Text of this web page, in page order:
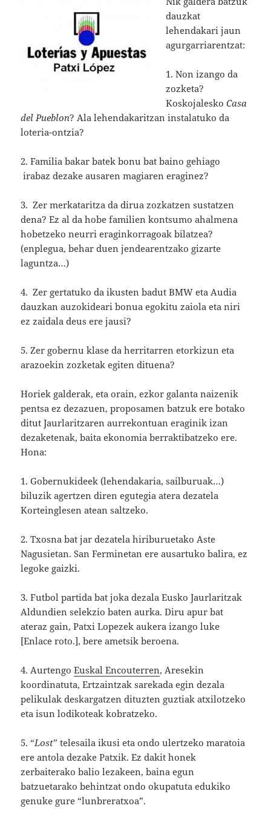
dauzkat
lehendakari jaun
agurgarriarentzat:
1. Non izango da
zozketa?
KoskojaleskoCasa
del Pueblon? Ala lehendakaritzan instalatuko da
loteria-ontzia?
2. Familia bakar batek bonu bat baino gehiago
irabaz dezake ausaren magiaren eraginez?
3. Zer merkataritza da dirua zozkatzen sustatzen
dena? Ez al da hobe familien kontsumo ahalmena
hobetzeko neurri eraginkorragoak bilatzea?
(enplegua, behar duen jendearentzako gizarte
laguntza…)
4. Zer gertatuko da ikusten badut BMW eta Audia
dauzkan auzokideari bonua egokitu zaiola eta niri
ez zaidala deus ere jausi?
5. Zer gobernu klase da herritarren etorkizun eta
arazoekin zozketak egiten dituena?
Horiek galderak, eta orain, ezkor galanta naizenik
pentsa ez dezazuen, proposamen batzuk ere botako
ditut Jaurlaritzaren aurrekontuan eraginik izan
dezaketenak, baita ekonomia berraktibatzeko ere.
Hona:
1. Gobernukideek (lehendakaria, sailburuak…)
biluzik agertzen diren egutegia atera dezatela
Korteinglesen atean saltzeko.
2. Txosna bat jar dezatela hiriburuetako Aste
Nagusietan. San Ferminetan ere ausartuko balira, ez
legoke gaizki.
3. Futbol partida bat joka dezala Eusko Jaurlaritzak
Aldundien selekzio baten aurka. Diru apur bat
ateraz gain, Patxi Lopezek aukera izango luke
[Enlace roto.], bere ametsik beroena.
4. AurtengoEuskal Encouterren, Aresekin
koordinatuta, Ertzaintzak sarekada egin dezala
pelikulak deskargatzen dituzten guztiak atxilotzeko
eta isun lodikoteak kobratzeko.
5. “Lost” telesaila ikusi eta ondo ulertzeko maratoia
ere antola dezake Patxik. Ez dakit honek
zerbaiterako balio lezakeen, baina egun
batzuetarako behintzat ondo okupatuta edukiko
genuke gure “lunbreratxoa”.